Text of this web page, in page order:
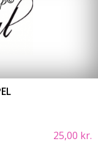
25,00 kr.